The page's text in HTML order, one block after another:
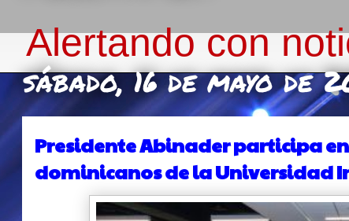
Alertando con
sábado, 16 de mayo de
Presidente Abinader participa
dominicanos de la Universidad